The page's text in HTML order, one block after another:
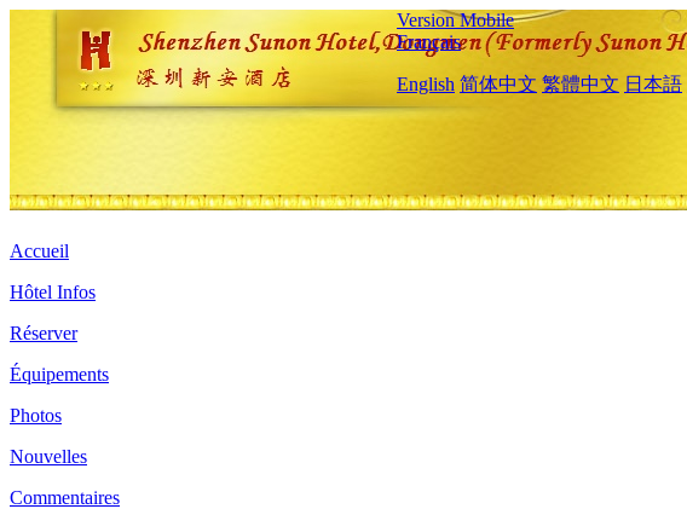
Version Mobile
Français
English 简体中文 繁體中文 日本語
Accueil
Hôtel Infos
Réserver
Équipements
Photos
Nouvelles
Commentaires